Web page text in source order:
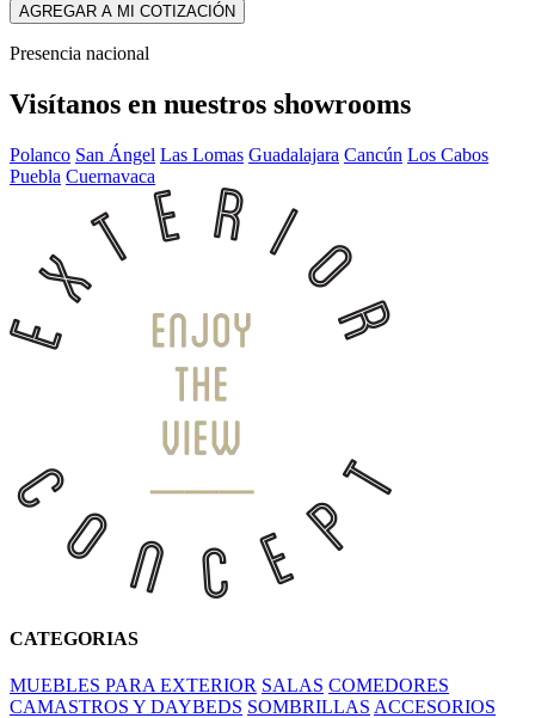
AGREGAR A MI COTIZACIÓN
Presencia nacional
Visítanos en nuestros showrooms
Polanco San Ángel Las Lomas Guadalajara Cancún Los Cabos
Puebla Cuernavaca
CATEGORIAS
MUEBLES PARA EXTERIOR SALAS COMEDORES
CAMASTROS Y DAYBEDS SOMBRILLAS ACCESORIOS